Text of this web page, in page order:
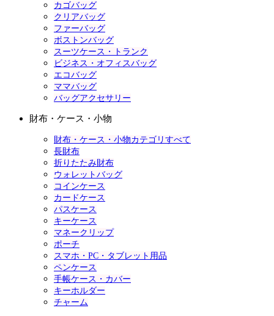
カゴバッグ
クリアバッグ
ファーバッグ
ボストンバッグ
スーツケース・トランク
ビジネス・オフィスバッグ
エコバッグ
ママバッグ
バッグアクセサリー
財布・ケース・小物
財布・ケース・小物カテゴリすべて
長財布
折りたたみ財布
ウォレットバッグ
コインケース
カードケース
パスケース
キーケース
マネークリップ
ポーチ
スマホ・PC・タブレット用品
ペンケース
手帳ケース・カバー
キーホルダー
チャーム